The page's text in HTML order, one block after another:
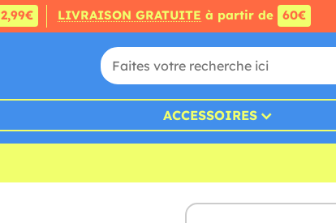
2,99€ LIVRAISON GRATUITE à partir de 60€
ACCESSOIRES